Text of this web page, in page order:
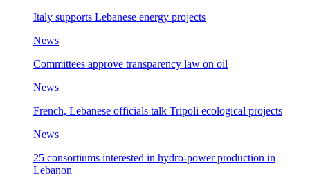
Italy supports Lebanese energy projects
News
Committees approve transparency law on oil
News
French, Lebanese officials talk Tripoli ecological projects
News
25 consortiums interested in hydro-power production in
Lebanon